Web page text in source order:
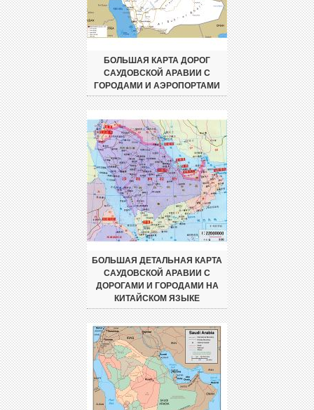
БОЛЬШАЯ КАРТА ДОРОГ
САУДОВСКОЙ АРАВИИ С
ГОРОДАМИ И АЭРОПОРТАМИ
БОЛЬШАЯ ДЕТАЛЬНАЯ КАРТА
САУДОВСКОЙ АРАВИИ С
ДОРОГАМИ И ГОРОДАМИ НА
КИТАЙСКОМ ЯЗЫКЕ